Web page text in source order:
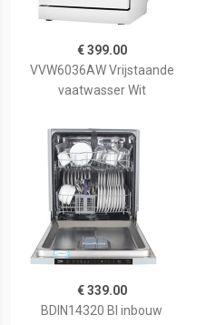
€ 399.00
VVW6036AW Vrijstaande
vaatwasser Wit
€ 339.00
BDIN14320 BI inbouw